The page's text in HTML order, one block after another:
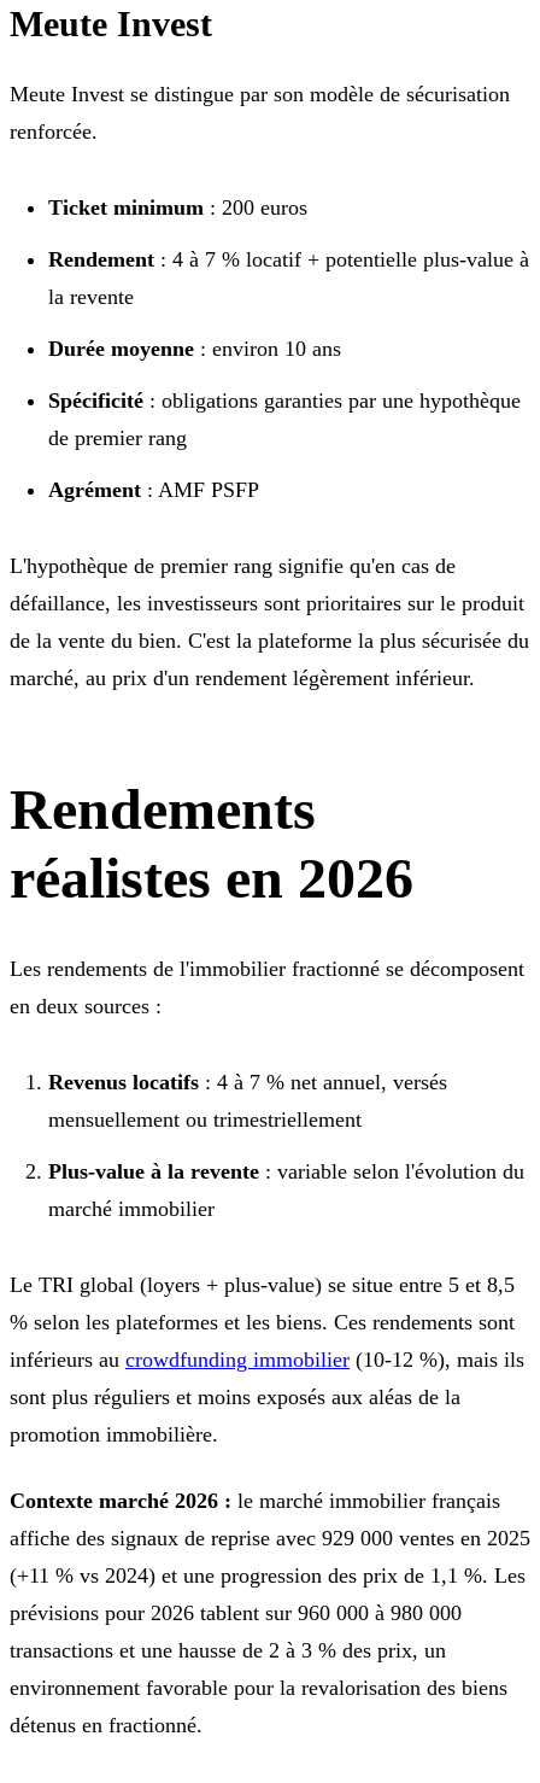
Meute Invest
Meute Invest se distingue par son modèle de sécurisation
renforcée.
Ticket minimum : 200 euros
Rendement : 4 à 7 % locatif + potentielle plus-value à
la revente
Durée moyenne : environ 10 ans
Spécificité : obligations garanties par une hypothèque
de premier rang
Agrément : AMF PSFP
L'hypothèque de premier rang signifie qu'en cas de
défaillance, les investisseurs sont prioritaires sur le produit
de la vente du bien. C'est la plateforme la plus sécurisée du
marché, au prix d'un rendement légèrement inférieur.
Rendements
réalistes en 2026
Les rendements de l'immobilier fractionné se décomposent
en deux sources :
Revenus locatifs : 4 à 7 % net annuel, versés
mensuellement ou trimestriellement
Plus-value à la revente : variable selon l'évolution du
marché immobilier
Le TRI global (loyers + plus-value) se situe entre 5 et 8,5
% selon les plateformes et les biens. Ces rendements sont
inférieurs au crowdfunding immobilier (10-12 %), mais ils
sont plus réguliers et moins exposés aux aléas de la
promotion immobilière.
Contexte marché 2026 : le marché immobilier français
affiche des signaux de reprise avec 929 000 ventes en 2025
(+11 % vs 2024) et une progression des prix de 1,1 %. Les
prévisions pour 2026 tablent sur 960 000 à 980 000
transactions et une hausse de 2 à 3 % des prix, un
environnement favorable pour la revalorisation des biens
détenus en fractionné.